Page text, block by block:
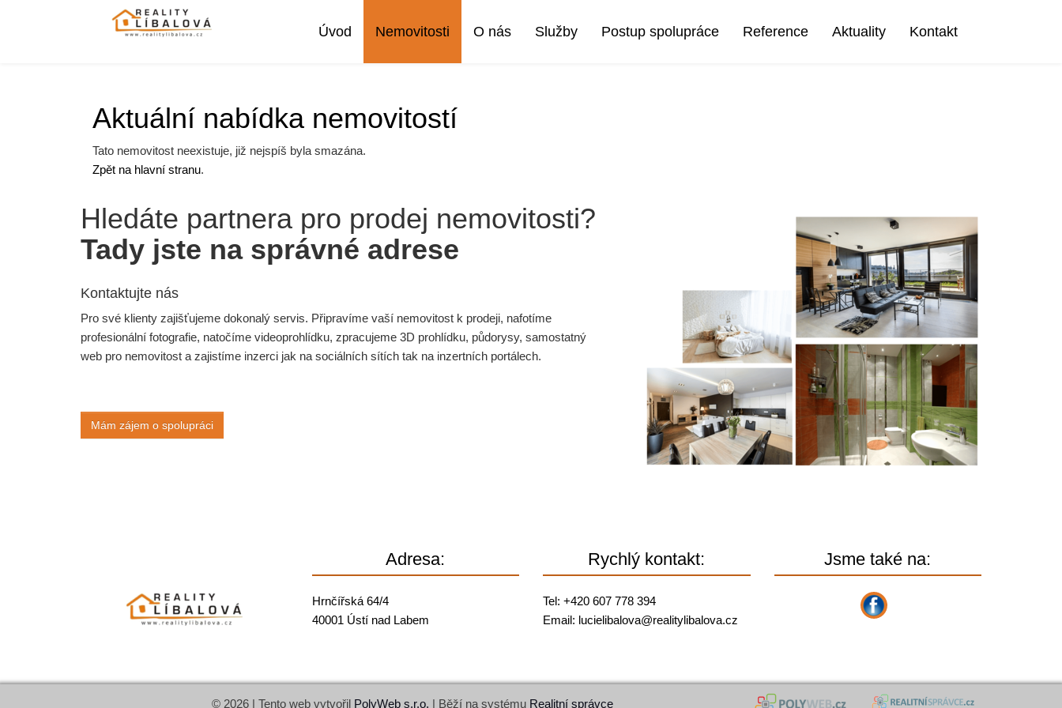
Úvod Nemovitosti O nás Služby Postup spolupráce Reference Aktuality Kontakt
Aktuální nabídka nemovitostí
Tato nemovitost neexistuje, již nejspíš byla smazána.
Zpět na hlavní stranu.
Hledáte partnera pro prodej nemovitosti?
Tady jste na správné adrese
Kontaktujte nás
Pro své klienty zajišťujeme dokonalý servis. Připravíme vaší nemovitost k prodeji, nafotíme
profesionální fotografie, natočíme videoprohlídku, zpracujeme 3D prohlídku, půdorysy, samostatný
web pro nemovitost a zajistíme inzerci jak na sociálních sítích tak na inzertních portálech.
Mám zájem o spolupráci
Adresa:
Hrnčířská 64/4
40001 Ústí nad Labem
Rychlý kontakt:
Tel: +420 607 778 394
Email: lucielibalova@realitylibalova.cz
Jsme také na:
© 2026 | Tento web vytvořil PolyWeb s.r.o. | Běží na systému Realitní správce